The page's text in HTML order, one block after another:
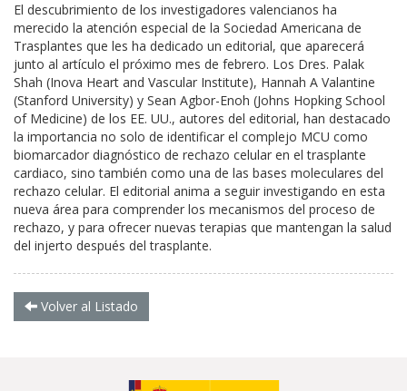
El descubrimiento de los investigadores valencianos ha
merecido la atención especial de la Sociedad Americana de
Trasplantes que les ha dedicado un editorial, que aparecerá
junto al artículo el próximo mes de febrero. Los Dres. Palak
Shah (Inova Heart and Vascular Institute), Hannah A Valantine
(Stanford University) y Sean Agbor-Enoh (Johns Hopking School
of Medicine) de los EE. UU., autores del editorial, han destacado
la importancia no solo de identificar el complejo MCU como
biomarcador diagnóstico de rechazo celular en el trasplante
cardiaco, sino también como una de las bases moleculares del
rechazo celular. El editorial anima a seguir investigando en esta
nueva área para comprender los mecanismos del proceso de
rechazo, y para ofrecer nuevas terapias que mantengan la salud
del injerto después del trasplante.
Volver al Listado